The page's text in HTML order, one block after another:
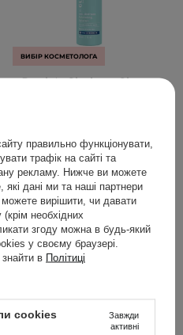
ВИБІР КОСМЕТОЛОГА
Paula's Choice - Clear -
Відлущувальний тонік із
2% саліциловою
кислотою - 30ml
549,00 ГРН
правильно функціонувати,
трафік на сайті та
рекламу. Нижче ви можете
які дані ми та наші партнери
вирішити, чи давати
необхідних
згоду можна в будь-який
у своєму браузері.
в Політиці
cookies
Завжди
активні